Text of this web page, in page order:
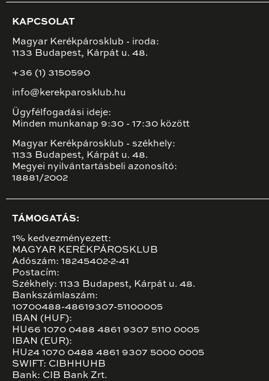
KAPCSOLAT
Magyar Kerékpárosklub - iroda:
1133 Budapest, Kárpát u. 48.
+36 (1) 3150590
info@kerekparosklub.hu
Ügyfélfogadási ideje:
Minden munkanap 9:30 - 17:30 között
Magyar Kerékpárosklub - székhely:
1133 Budapest, Kárpát u. 48.
Megyei nyilvántartásbeli azonosító:
18881/2002
TÁMOGATÁS:
1% kedvezményezett:
MAGYAR KERÉKPÁROSKLUB
Adószám: 18245402-2-41
Postacím:
Székhely: 1133 Budapest, Kárpát u. 48.
Bankszámlaszám:
10700488-48619307-51100005
IBAN (HUF):
HU66 1070 0488 4861 9307 5110 0005
IBAN (EUR):
HU24 1070 0488 4861 9307 5000 0005
SWIFT: CIBHHUHB
Bank: CIB Bank Zrt.